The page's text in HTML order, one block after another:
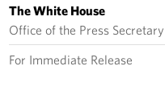
The White House
Office of the Press Secretary
For Immediate Release